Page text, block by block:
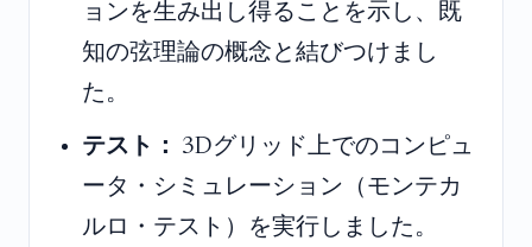
ョンを生み出し得ることを示し、既
知の弦理論の概念と結びつけまし
た。
テスト：
3Dグリッド上でのコンピュ
ータ・シミュレーション（モンテカ
ルロ・テスト）を実行しました。